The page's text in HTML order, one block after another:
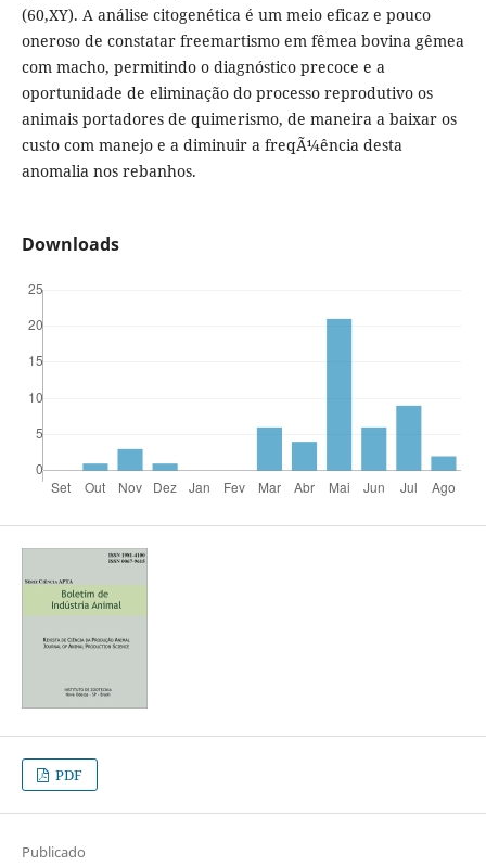
(60,XY). A análise citogenética é um meio eficaz e pouco
oneroso de constatar freemartismo em fêmea bovina gêmea
com macho, permitindo o diagnóstico precoce e a
oportunidade de eliminação do processo reprodutivo os
animais portadores de quimerismo, de maneira a baixar os
custo com manejo e a diminuir a freqÃ¼ência desta
anomalia nos rebanhos.
Downloads
PDF
Publicado